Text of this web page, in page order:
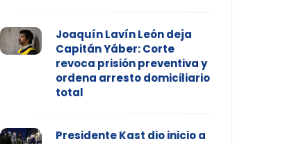
Joaquín Lavín León deja
Capitán Yáber: Corte
revoca prisión preventiva y
ordena arresto domiciliario
total
Presidente Kast dio inicio a